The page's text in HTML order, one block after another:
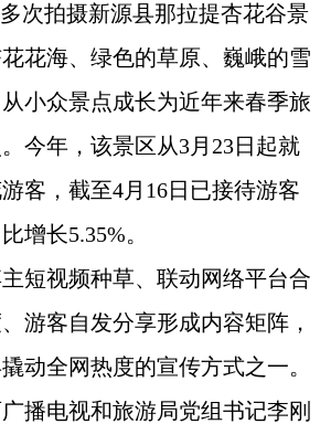
次拍摄新源县那拉提杏花谷景
花海、绿色的草原、巍峨的雪
小众景点成长为近年来春季旅
今年，该景区从3月23日起就
客，截至4月16日已接待游客
增长5.35%。
短视频种草、联动网络平台合
游客自发分享形成内容矩阵，
动全网热度的宣传方式之一。
播电视和旅游局党组书记李刚